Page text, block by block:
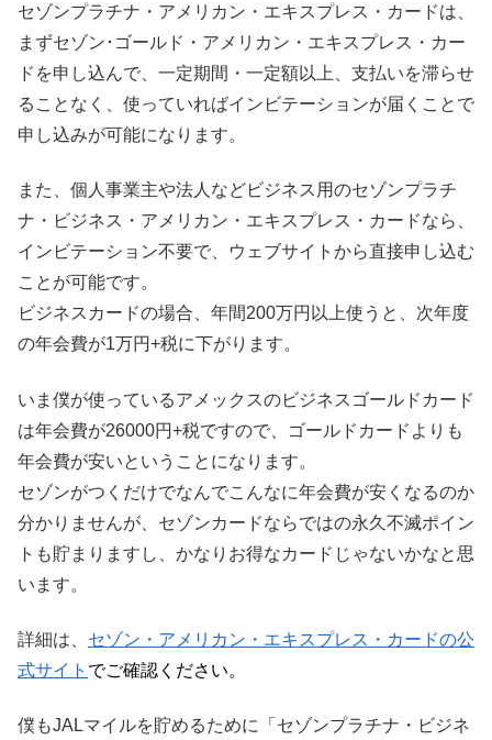
セゾンプラチナ・アメリカン・エキスプレス・カードは、
まずセゾン･ゴールド・アメリカン・エキスプレス・カー
ドを申し込んで、一定期間・一定額以上、支払いを滞らせ
ることなく、使っていればインビテーションが届くことで
申し込みが可能になります。
また、個人事業主や法人などビジネス用のセゾンプラチ
ナ・ビジネス・アメリカン・エキスプレス・カードなら、
インビテーション不要で、ウェブサイトから直接申し込む
ことが可能です。
ビジネスカードの場合、年間200万円以上使うと、次年度
の年会費が1万円+税に下がります。
いま僕が使っているアメックスのビジネスゴールドカード
は年会費が26000円+税ですので、ゴールドカードよりも
年会費が安いということになります。
セゾンがつくだけでなんでこんなに年会費が安くなるのか
分かりませんが、セゾンカードならではの永久不滅ポイン
トも貯まりますし、かなりお得なカードじゃないかなと思
います。
詳細は、 セゾン・アメリカン・エキスプレス・カードの公
式サイト でご確認ください。
僕もJALマイルを貯めるために「セゾンプラチナ・ビジネ